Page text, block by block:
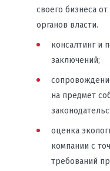
своего бизнеса
органов власти.
консалтинг и
заключений;
на предмет
оценка
компании с
требований